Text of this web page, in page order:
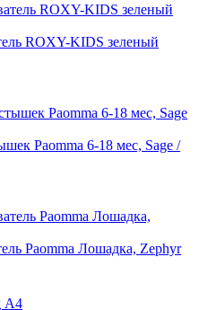
ROXY-KIDS зеленый
Paomma 6-18 мес, Sage /
Paomma Лошадка, Zephyr